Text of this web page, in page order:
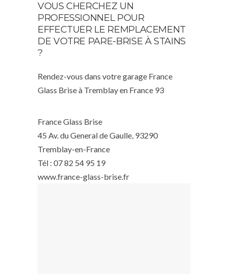
VOUS CHERCHEZ UN
PROFESSIONNEL POUR
EFFECTUER LE REMPLACEMENT
DE VOTRE PARE-BRISE À STAINS
?
Rendez-vous dans votre garage France
Glass Brise à Tremblay en France 93
France Glass Brise
45 Av. du General de Gaulle, 93290
Tremblay-en-France
Tél : 07 82 54 95 19
www.france-glass-brise.fr